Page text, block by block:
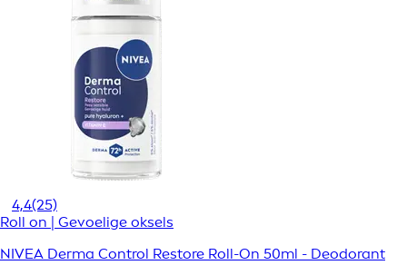
4,4(25)
Roll on | Gevoelige oksels
NIVEA Derma Control Restore Roll-On 50ml - Deodorant